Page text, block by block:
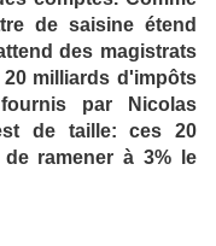
de saisine étend
des magistrats
milliards d'impôts
par Nicolas
de taille: ces 20
ramener à 3% le